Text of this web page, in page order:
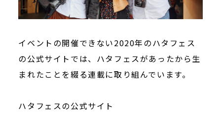
イベントの開催できない2020年のハタフェス
の公式サイトでは、ハタフェスがあったから生
まれたことを綴る連載に取り組んでいます。
ハタフェスの公式サイト